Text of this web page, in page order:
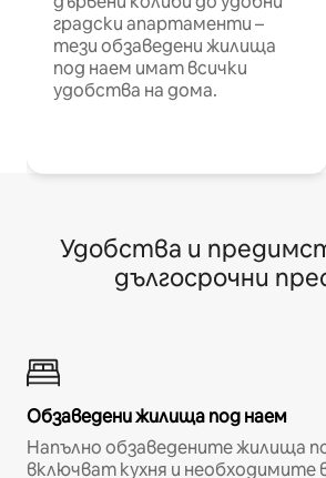
градски апартаменти –
тези обзаведени жилища
под наем имат всички
удобства на дома.
Удобства и
дългосрочни
Обзаведени жилища под наем
Напълно обзаведените жилища
включват кухня и необходимите